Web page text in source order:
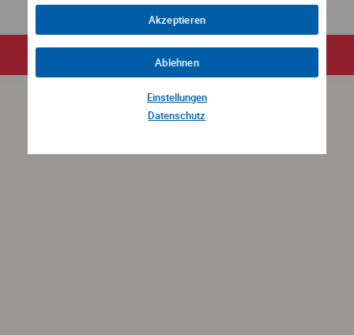
FR
Akzeptieren
Ablehnen
Einstellungen
Datenschutz